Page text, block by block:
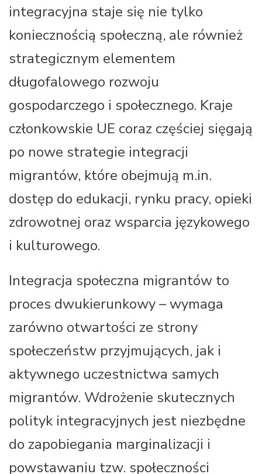
integracyjna staje się nie tylko
koniecznością społeczną, ale również
strategicznym elementem
długofalowego rozwoju
gospodarczego i społecznego. Kraje
członkowskie UE coraz częściej sięgają
po nowe strategie integracji
migrantów, które obejmują m.in.
dostęp do edukacji, rynku pracy, opieki
zdrowotnej oraz wsparcia językowego
i kulturowego.
Integracja społeczna migrantów to
proces dwukierunkowy – wymaga
zarówno otwartości ze strony
społeczeństw przyjmujących, jak i
aktywnego uczestnictwa samych
migrantów. Wdrożenie skutecznych
polityk integracyjnych jest niezbędne
do zapobiegania marginalizacji i
powstawaniu tzw. społeczności